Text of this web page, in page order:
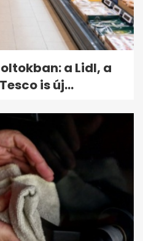
a Lidl, a
is új...